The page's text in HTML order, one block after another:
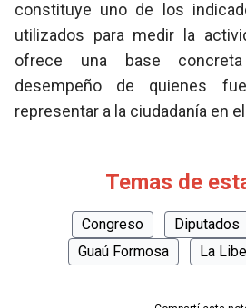
constituye uno de los
utilizados para medir la
ofrece una base
desempeño de quienes
representar a la ciudadanía en
Temas de
Congreso Diputados
Guaú Formosa
La